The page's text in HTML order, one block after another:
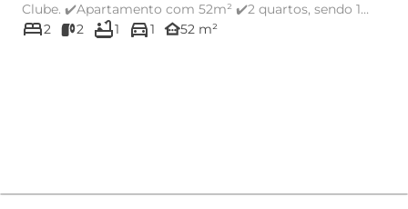
Clube. ✔️Apartamento com 52m² ✔️2 quartos, sendo 1
suíte ✔️Varand...
bed2 2 bathtub1 directions_car1 other_houses52 m²